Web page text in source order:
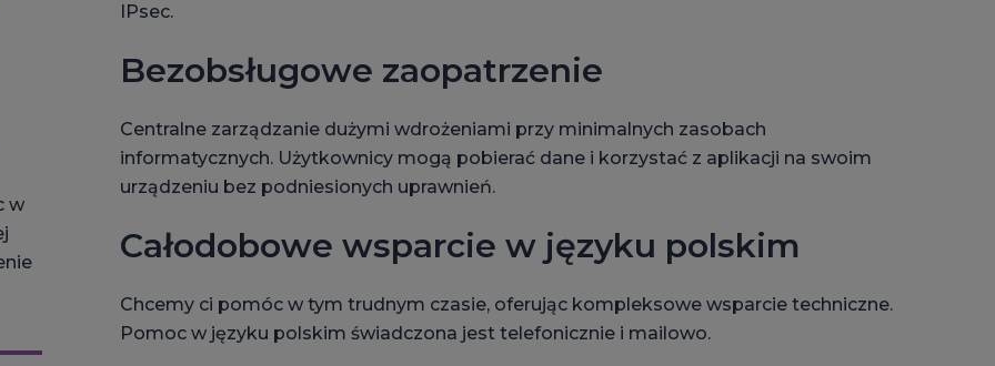
w
IPsec.
Bezobsługowe zaopatrzenie
Centralne zarządzanie dużymi wdrożeniami przy minimalnych zasobach
informatycznych. Użytkownicy mogą pobierać dane i korzystać z aplikacji na swoim
urządzeniu bez podniesionych uprawnień.
Całodobowe wsparcie w języku polskim
Chcemy ci pomóc w tym trudnym czasie, oferując kompleksowe wsparcie techniczne.
Pomoc w języku polskim świadczona jest telefonicznie i mailowo.